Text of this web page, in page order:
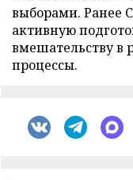
выборами. Ранее
активную
вмешательству в
процессы.